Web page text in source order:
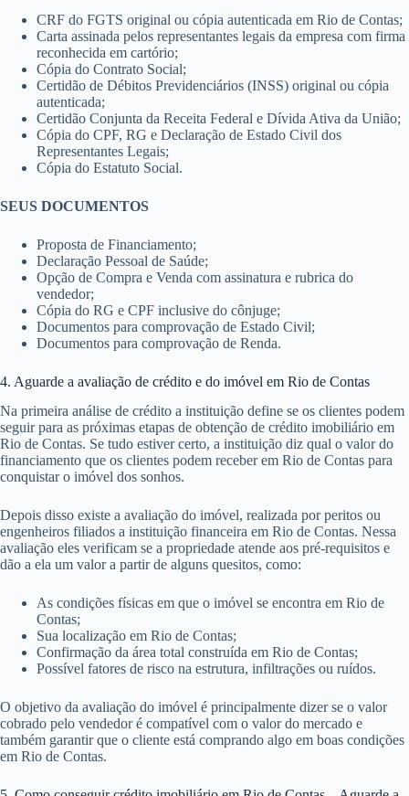
CRF do FGTS original ou cópia autenticada em Rio de Contas;
Carta assinada pelos representantes legais da empresa com firma
reconhecida em cartório;
Cópia do Contrato Social;
Certidão de Débitos Previdenciários (INSS) original ou cópia
autenticada;
Certidão Conjunta da Receita Federal e Dívida Ativa da União;
Cópia do CPF, RG e Declaração de Estado Civil dos
Representantes Legais;
Cópia do Estatuto Social.
SEUS DOCUMENTOS
Proposta de Financiamento;
Declaração Pessoal de Saúde;
Opção de Compra e Venda com assinatura e rubrica do
vendedor;
Cópia do RG e CPF inclusive do cônjuge;
Documentos para comprovação de Estado Civil;
Documentos para comprovação de Renda.
4. Aguarde a avaliação de crédito e do imóvel em Rio de Contas
Na primeira análise de crédito a instituição define se os clientes podem
seguir para as próximas etapas de obtenção de crédito imobiliário em
Rio de Contas. Se tudo estiver certo, a instituição diz qual o valor do
financiamento que os clientes podem receber em Rio de Contas para
conquistar o imóvel dos sonhos.
Depois disso existe a avaliação do imóvel, realizada por peritos ou
engenheiros filiados a instituição financeira em Rio de Contas. Nessa
avaliação eles verificam se a propriedade atende aos pré-requisitos e
dão a ela um valor a partir de alguns quesitos, como:
As condições físicas em que o imóvel se encontra em Rio de
Contas;
Sua localização em Rio de Contas;
Confirmação da área total construída em Rio de Contas;
Possível fatores de risco na estrutura, infiltrações ou ruídos.
O objetivo da avaliação do imóvel é principalmente dizer se o valor
cobrado pelo vendedor é compatível com o valor do mercado e
também garantir que o cliente está comprando algo em boas condições
em Rio de Contas.